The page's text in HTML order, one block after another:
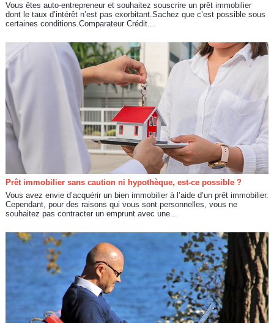
Vous êtes auto-entrepreneur et souhaitez souscrire un prêt immobilier
dont le taux d’intérêt n’est pas exorbitant.Sachez que c’est possible sous
certaines conditions.Comparateur Crédit...
Prêt immobilier sans caution ni hypothèque, est-ce possible ?
Vous avez envie d’acquérir un bien immobilier à l’aide d’un prêt immobilier.
Cependant, pour des raisons qui vous sont personnelles, vous ne
souhaitez pas contracter un emprunt avec une...